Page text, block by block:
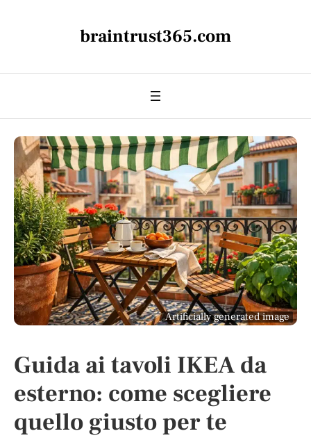
braintrust365.com
Artificially generated image
Guida ai tavoli IKEA da
esterno: come scegliere
quello giusto per te